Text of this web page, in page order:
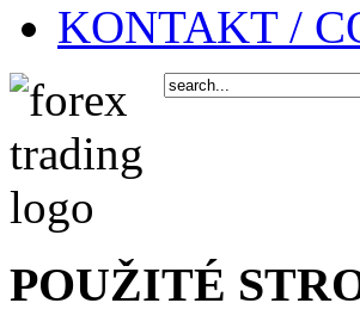
KONTAKT /
POUŽITÉ